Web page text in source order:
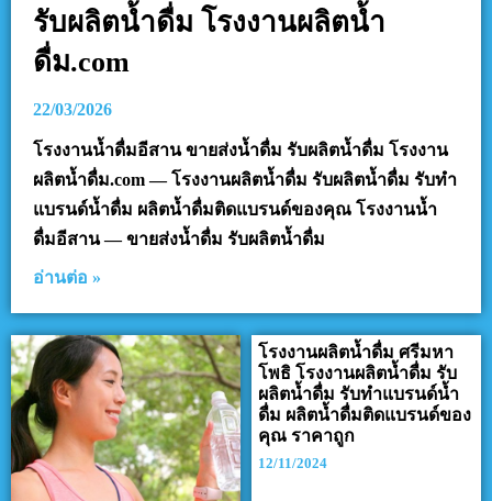
รับผลิตน้ำดื่ม โรงงานผลิตน้ำ
ดื่ม.com
22/03/2026
โรงงานน้ำดื่มอีสาน ขายส่งน้ำดื่ม รับผลิตน้ำดื่ม โรงงาน
ผลิตน้ำดื่ม.com — โรงงานผลิตน้ำดื่ม รับผลิตน้ำดื่ม รับทำ
แบรนด์น้ำดื่ม ผลิตน้ำดื่มติดแบรนด์ของคุณ โรงงานน้ำ
ดื่มอีสาน — ขายส่งน้ำดื่ม รับผลิตน้ำดื่ม
อ่านต่อ »
โรงงานผลิตน้ำดื่ม ศรีมหา
โพธิ โรงงานผลิตน้ำดื่ม รับ
ผลิตน้ำดื่ม รับทำแบรนด์น้ำ
ดื่ม ผลิตน้ำดื่มติดแบรนด์ของ
คุณ ราคาถูก
12/11/2024